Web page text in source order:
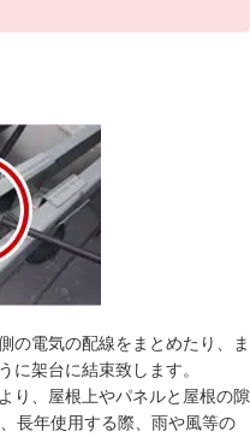
の電気の配線をまとめたり、ま
に架台に結束致します。
り、屋根上やパネルと屋根の隙
長年使用する際、雨や風等の